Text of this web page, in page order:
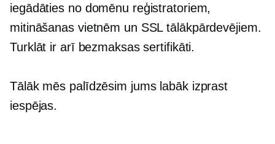
iegādāties no domēnu reģistratoriem,
mitināšanas vietnēm un SSL tālākpārdevējiem.
Turklāt ir arī bezmaksas sertifikāti.
Tālāk mēs palīdzēsim jums labāk izprast
iespējas.